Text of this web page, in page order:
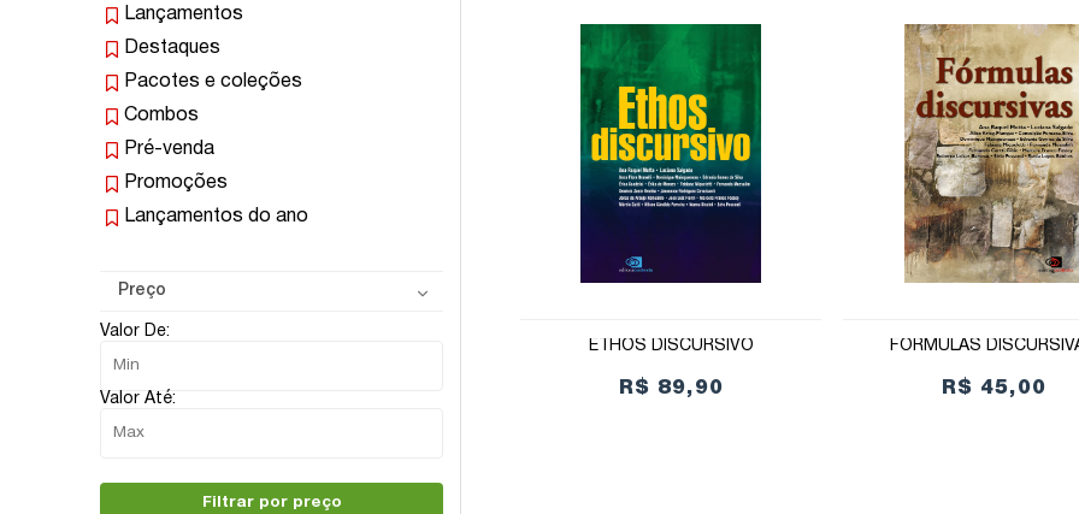
Lançamentos
Destaques
Pacotes e coleções
Combos
Pré-venda
Promoções
Lançamentos do ano
Preço
Valor De:
Valor Até:
Filtrar por preço
ETHOS DISCURSIVO
R$ 89,90
FÓRMULAS
R$ 45,00